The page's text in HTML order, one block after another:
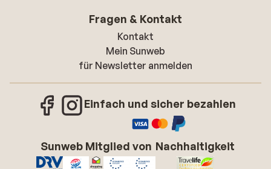
Fragen & Kontakt
Kontakt
Mein Sunweb
für Newsletter anmelden
Einfach und sicher bezahlen
Sunweb Mitglied von Nachhaltigkeit